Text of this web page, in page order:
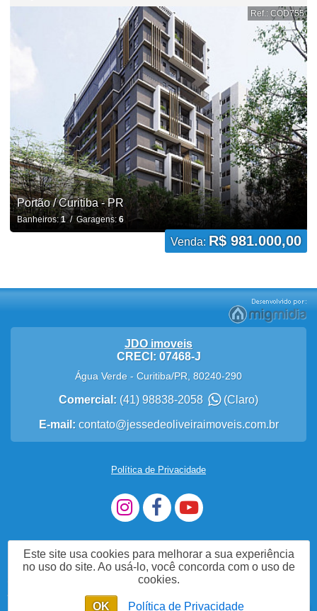
Ref.: COD755
Portão / Curitiba - PR
Banheiros:1/ Garagens: 6
Venda: R$ 981.000,00
Me Chame no WhatsApp
JDO imoveis
CRECI: 07468-J
Água Verde - Curitiba/PR 80240-290
Comercial: (41) 98838-2058 (Claro)
E-mail: contato@jessedeoliveiraimoveis.com.br
Política de Privacidade
Este site usa cookies para melhorar a sua experiência
no uso do site. Ao usá-lo, você concorda com o uso de
cookies.
OK Política de Privacidade